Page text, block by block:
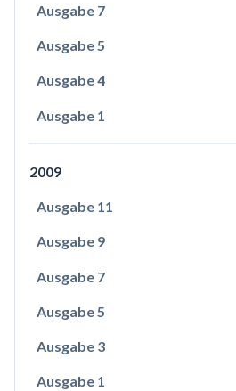
Ausgabe 7
Ausgabe 5
Ausgabe 4
Ausgabe 1
2009
Ausgabe 11
Ausgabe 9
Ausgabe 7
Ausgabe 5
Ausgabe 3
Ausgabe 1